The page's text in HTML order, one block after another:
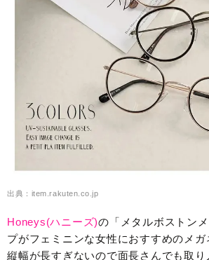
出典：item.rakuten.co.jp
Honeys(ハニーズ)の「メタルボストン
プがフェミニンな女性におすすめのメガ
縦幅が長すぎないので面長さんでも取